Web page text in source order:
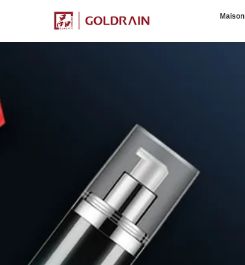
Maison